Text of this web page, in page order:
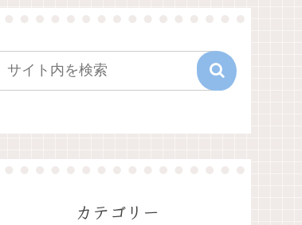
カテゴリー